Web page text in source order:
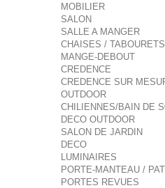
MOBILIER
SALON
SALLE A MANGER
CHAISES /
MANGE-DEBOUT
CREDENCE
CREDENCE SUR
OUTDOOR
CHILIENNES/BAIN DE
DECO OUTDOOR
SALON DE JARDIN
DECO
LUMINAIRES
PORTE-MANTEAU /
PORTES REVUES